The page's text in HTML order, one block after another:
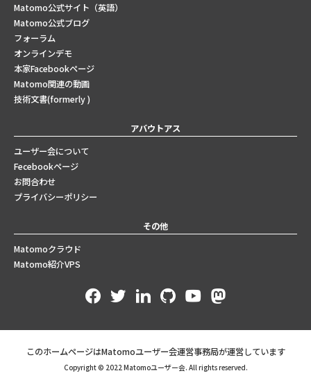
Matomo公式サイト（英語）
Matomo公式ブログ
フォーラム
オンラインデモ
本家Facebookページ
Matomo関連の動画
技術文書(formerly )
アバウトアス
ユーザー会について
Fecebookページ
お問合わせ
プライバシーポリシー
その他
Matomoクラウド
Matomo紹介VPS
このホームページはMatomoユーザー会運営事務局が運営しています
Copyright © 2022 Matomoユーザー会. All rights reserved.